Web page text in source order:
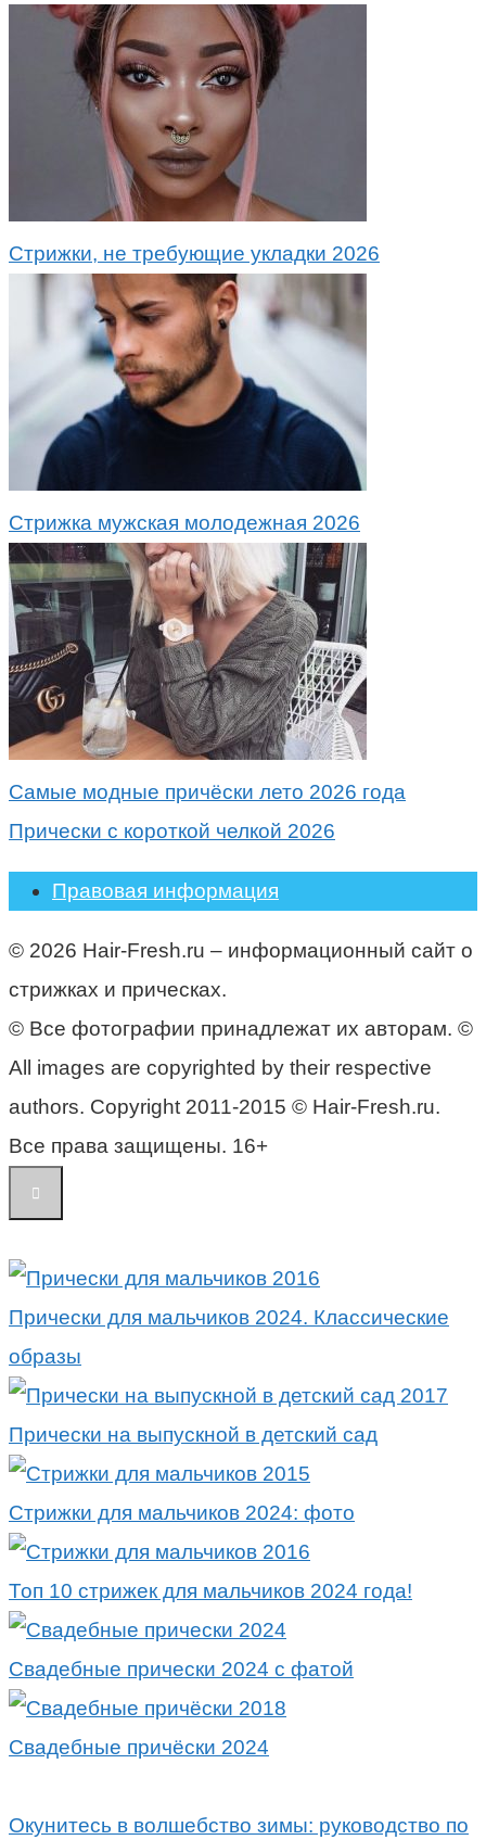
Стрижки, не требующие укладки 2026
Стрижка мужская молодежная 2026
Самые модные причёски лето 2026 года
Прически с короткой челкой 2026
Правовая информация
© 2026 Hair-Fresh.ru – информационный сайт о
стрижках и прическах.
© Все фотографии принадлежат их авторам. ©
All images are copyrighted by their respective
authors. Copyright 2011-2015 © Hair-Fresh.ru.
Все права защищены. 16+
Прически для мальчиков 2024. Классические
образы
Прически на выпускной в детский сад
Стрижки для мальчиков 2024: фото
Топ 10 стрижек для мальчиков 2024 года!
Свадебные прически 2024 с фатой
Свадебные причёски 2024
Окунитесь в волшебство зимы: руководство по